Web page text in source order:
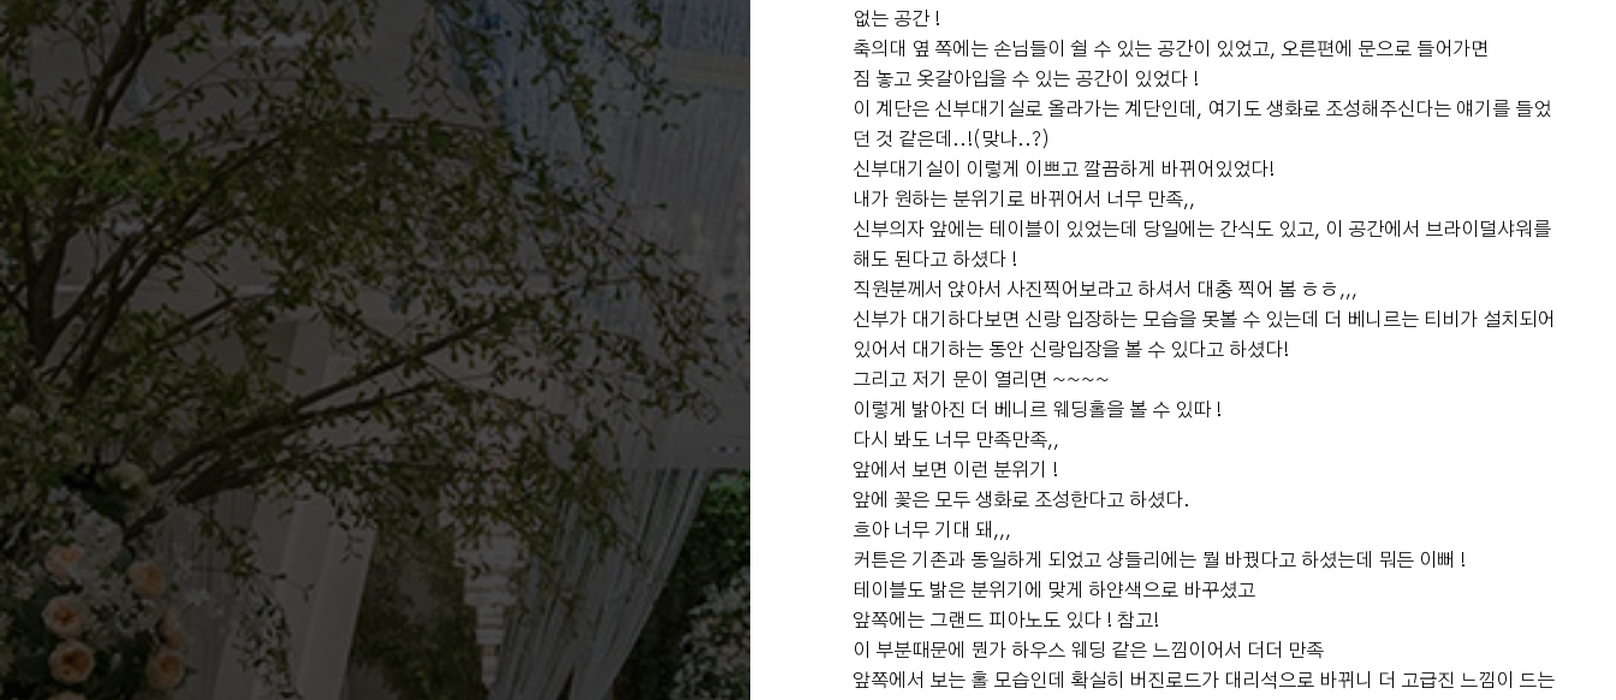
없는 공간 !
축의대 옆 쪽에는 손님들이 쉴 수 있는 공간이 있었고, 오른편에 문으로 들어가면
짐 놓고 옷갈아입을 수 있는 공간이 있었다 !
이 계단은 신부대기실로 올라가는 계단인데, 여기도 생화로 조성해주신다는 얘기를 들었
던 것 같은데..!(맞나..?)
신부대기실이 이렇게 이쁘고 깔끔하게 바뀌어있었다!
내가 원하는 분위기로 바뀌어서 너무 만족,,
신부의자 앞에는 테이블이 있었는데 당일에는 간식도 있고, 이 공간에서 브라이덜샤워를
해도 된다고 하셨다 !
직원분께서 앉아서 사진찍어보라고 하셔서 대충 찍어 봄 ㅎㅎ,,,
신부가 대기하다보면 신랑 입장하는 모습을 못볼 수 있는데 더 베니르는 티비가 설치되어
있어서 대기하는 동안 신랑입장을 볼 수 있다고 하셨다!
그리고 저기 문이 열리면 ~~~~
이렇게 밝아진 더 베니르 웨딩홀을 볼 수 있따 !
다시 봐도 너무 만족만족,,
앞에서 보면 이런 분위기 !
앞에 꽃은 모두 생화로 조성한다고 하셨다.
흐아 너무 기대 돼,,,
커튼은 기존과 동일하게 되었고 샹들리에는 뭘 바꿨다고 하셨는데 뭐든 이뻐 !
테이블도 밝은 분위기에 맞게 하얀색으로 바꾸셨고
앞쪽에는 그랜드 피아노도 있다 ! 참고!
이 부분때문에 뭔가 하우스 웨딩 같은 느낌이어서 더더 만족
앞쪽에서 보는 홀 모습인데 확실히 버진로드가 대리석으로 바뀌니 더 고급진 느낌이 드는